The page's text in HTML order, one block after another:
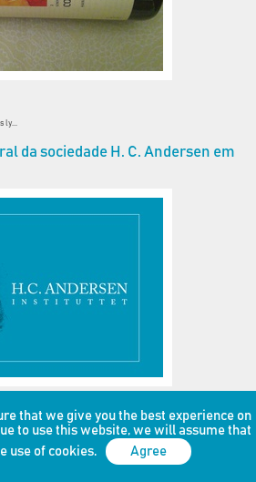
that we give you the best experience on
to use this website, we will assume that
use of cookies.
Agree
ly...
da sociedade H. C. Andersen em
d...
i Odense den 16. april 2019